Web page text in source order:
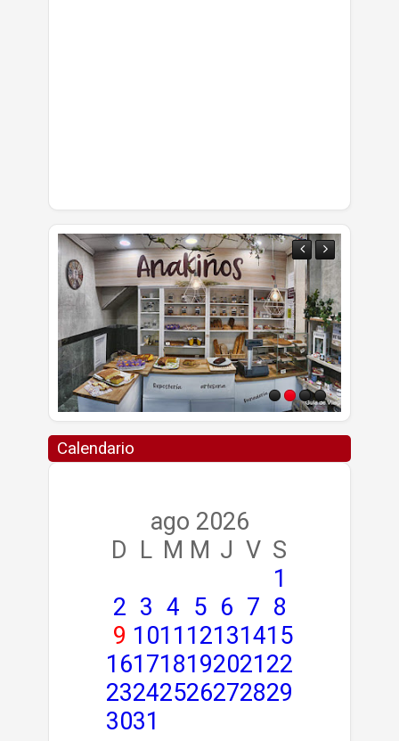
Calendario
ago 2026
D
L M M J V S
1
2 3 4 5 6 7 8
9 1011 12131415
161718192021 22
23242526272829
3031